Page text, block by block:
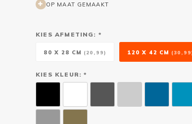
OP MAAT GEMAAKT
KIES AFMETING: *
80 X 28 CM (20,99) 120 X 42 CM
KIES KLEUR: *